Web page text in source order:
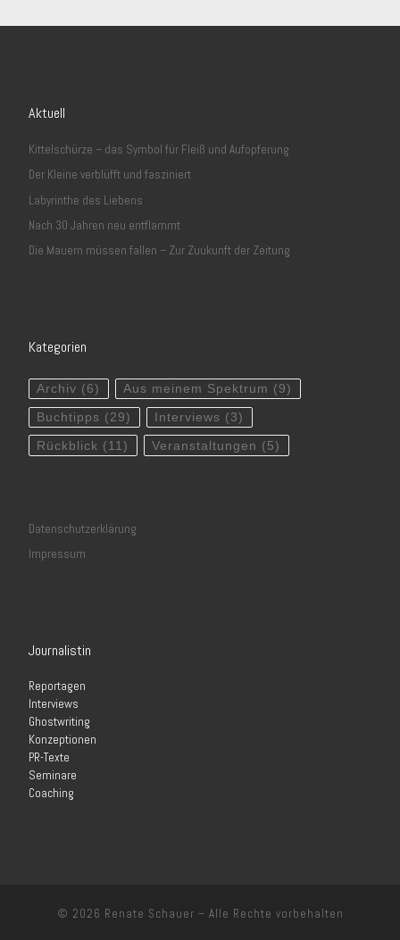
Aktuell
Kittelschürze – das Symbol für Fleiß und Aufopferung
Der Kleine verblüfft und fasziniert
Labyrinthe des Liebens
Nach 30 Jahren neu entflammt
Die Mauern müssen fallen – Zur Zuukunft der Zeitung
Kategorien
Archiv (6) Aus meinem Spektrum (9)
Buchtipps (29) Interviews (3)
Rückblick (11) Veranstaltungen (5)
Datenschutzerklärung
Impressum
Journalistin
Reportagen
Interviews
Ghostwriting
Konzeptionen
PR-Texte
Seminare
Coaching
© 2026 Renate Schauer – Alle Rechte vorbehalten